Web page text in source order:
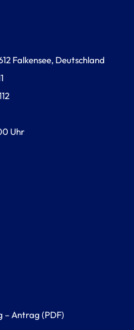
Falkensee, Deutschland
Uhr
– Antrag (PDF)